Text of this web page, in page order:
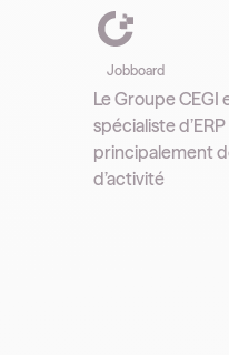
Jobboard
Le Groupe CEGI
spécialiste
principalement
d’activité